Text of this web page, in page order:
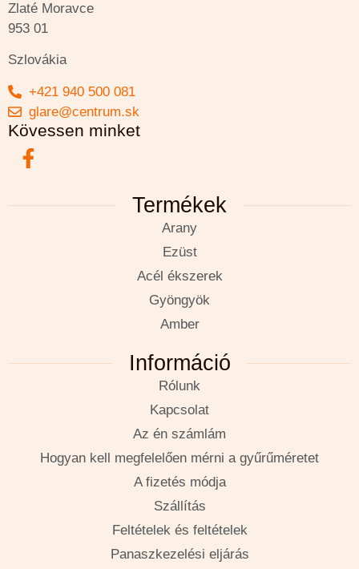
Zlaté Moravce
953 01
Szlovákia
+421 940 500 081
glare@centrum.sk
Kövessen minket
Termékek
Arany
Ezüst
Acél ékszerek
Gyöngyök
Amber
Információ
Rólunk
Kapcsolat
Az én számlám
Hogyan kell megfelelően mérni a gyűrűméretet
A fizetés módja
Szállítás
Feltételek és feltételek
Panaszkezelési eljárás